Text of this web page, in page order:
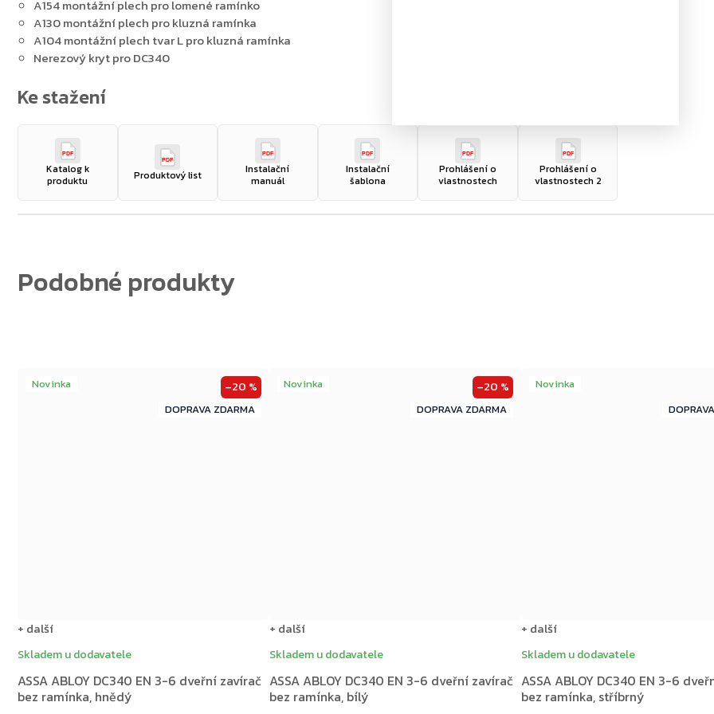
A154 montážní plech pro lomené ramínko
A130 montážní plech pro kluzná ramínka
A104 montážní plech tvar L pro kluzná ramínka
Nerezový kryt pro DC340
PDF
Katalog k
produktu
PDF
Produktový list
PDF
Instalační
manuál
PDF
Instalační
šablona
PDF
Prohlášení o
vlastnostech
PDF
Prohlášení o
vlastnostech 2
Novinka
ZDARMA
–20 %
ASSA ABLOY DC340 EN 3-6 dveřní zavírač
bez ramínka, hnědý
Skladem u dodavatele
+ další
Novinka
ZDARMA
–20 %
ASSA ABLOY DC340 EN 3-6 dveřní zavírač
bez ramínka, bílý
Skladem u dodavatele
+ další
Novinka
ASSA ABLOY DC340 EN 3-6
bez ramínka, stříbrný
Skladem u dodavatele
+ další